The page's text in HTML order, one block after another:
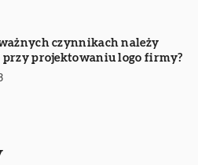
czynnikach należy
przy projektowaniu logo firmy?